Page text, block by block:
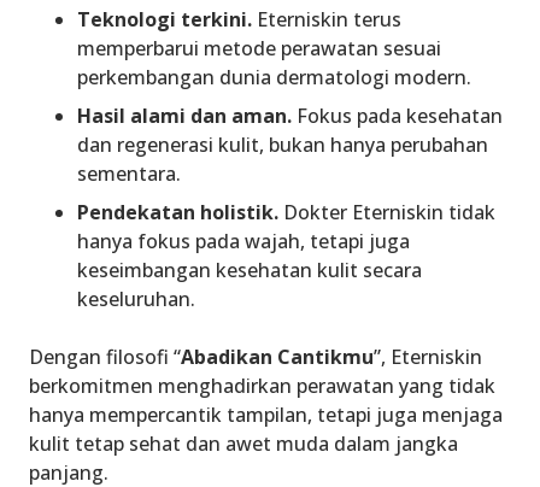
Teknologi terkini. Eterniskin terus
memperbarui metode perawatan sesuai
perkembangan dunia dermatologi modern.
Hasil alami dan aman. Fokus pada kesehatan
dan regenerasi kulit, bukan hanya perubahan
sementara.
Pendekatan holistik. Dokter Eterniskin tidak
hanya fokus pada wajah, tetapi juga
keseimbangan kesehatan kulit secara
keseluruhan.
Dengan filosofi “Abadikan Cantikmu”, Eterniskin
berkomitmen menghadirkan perawatan yang tidak
hanya mempercantik tampilan, tetapi juga menjaga
kulit tetap sehat dan awet muda dalam jangka
panjang.